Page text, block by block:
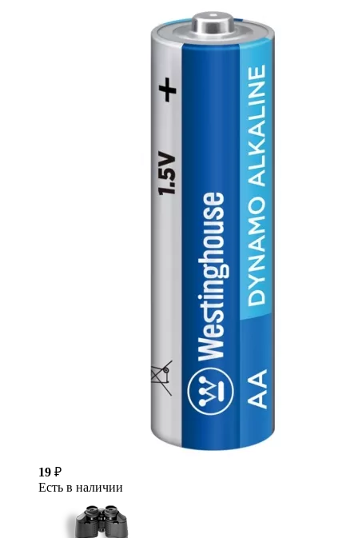
19 ₽
Есть в наличии